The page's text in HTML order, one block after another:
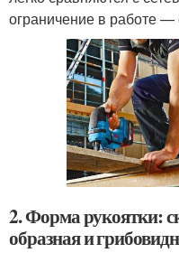
ограничение в работе —
2. Форма рукоятки:
образная и